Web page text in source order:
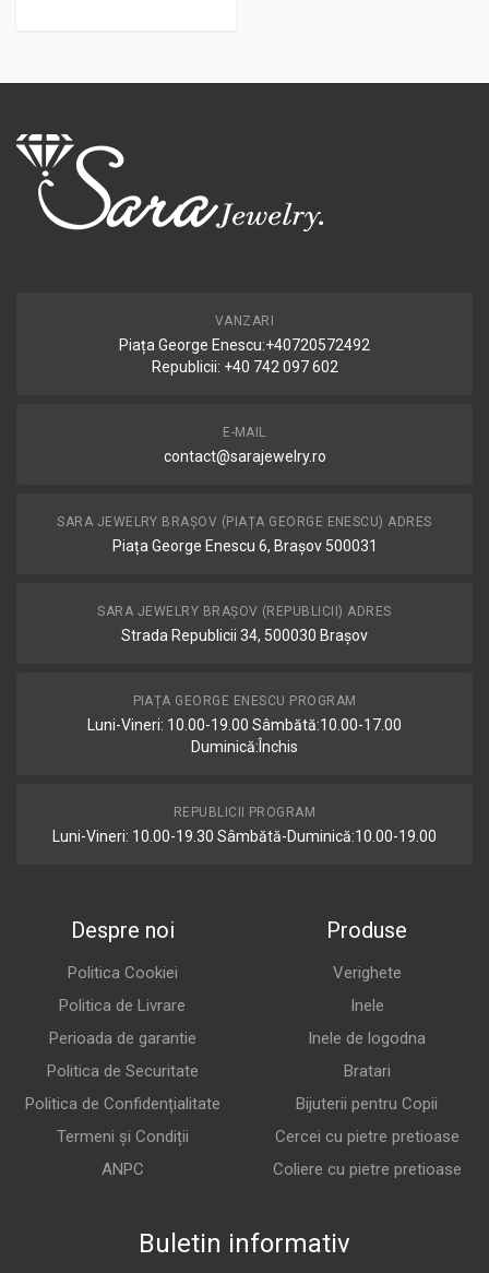
VANZARI
Piața George Enescu:+40720572492
Republicii: +40 742 097 602
E-MAIL
contact@sarajewelry.ro
SARA JEWELRY BRAȘOV (PIAȚA GEORGE ENESCU) ADRES
Piața George Enescu 6, Brașov 500031
SARA JEWELRY BRAȘOV (REPUBLICII) ADRES
Strada Republicii 34, 500030 Brașov
PIAȚA GEORGE ENESCU PROGRAM
Luni-Vineri: 10.00-19.00 Sâmbătă:10.00-17.00
Duminică:Închis
REPUBLICII PROGRAM
Luni-Vineri: 10.00-19.30 Sâmbătă-Duminică:10.00-19.00
Despre noi
Politica Cookiei
Politica de Livrare
Perioada de garantie
Politica de Securitate
Politica de Confidențialitate
Termeni și Condiții
ANPC
Produse
Verighete
Inele
Inele de logodna
Bratari
Bijuterii pentru Copii
Cercei cu pietre pretioase
Coliere cu pietre pretioase
Buletin informativ